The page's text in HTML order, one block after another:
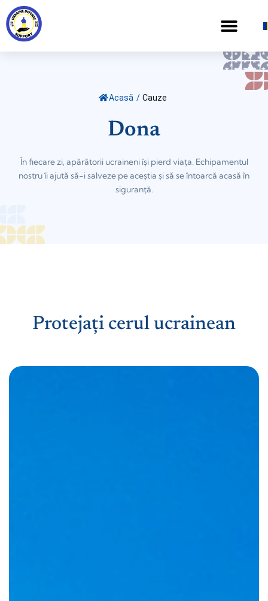
Acasă / Cauze
Dona
În fiecare zi, apărătorii ucraineni își pierd viața. Echipamentul
nostru îi ajută să-i salveze pe aceștia și să se întoarcă acasă în
siguranță.
Protejați cerul ucrainean